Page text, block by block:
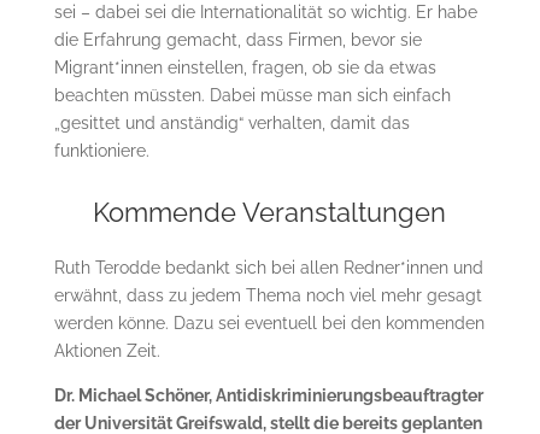
sei – dabei sei die Internationalität so wichtig. Er habe
die Erfahrung gemacht, dass Firmen, bevor sie
Migrant*innen einstellen, fragen, ob sie da etwas
beachten müssten. Dabei müsse man sich einfach
„gesittet und anständig“ verhalten, damit das
funktioniere.
Kommende Veranstaltungen
Ruth Terodde bedankt sich bei allen Redner*innen und
erwähnt, dass zu jedem Thema noch viel mehr gesagt
werden könne. Dazu sei eventuell bei den kommenden
Aktionen Zeit.
Dr. Michael Schöner, Antidiskriminierungsbeauftragter
der Universität Greifswald, stellt die bereits geplanten